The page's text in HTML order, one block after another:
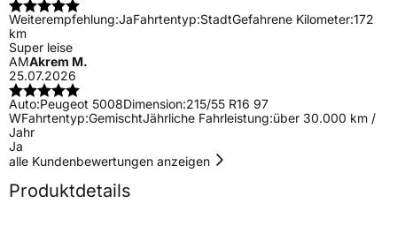
Weiterempfehlung:JaFahrtentyp:StadtGefahrene Kilometer:172
km
Super leise
AMAkrem M.
25.07.2026
Auto:Peugeot 5008Dimension:215/55 R16 97
WFahrtentyp:GemischtJährliche Fahrleistung:über 30.000 km /
Jahr
Ja
alle Kundenbewertungen anzeigen
Produktdetails